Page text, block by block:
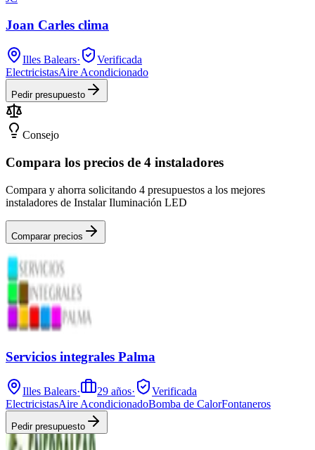
Joan Carles clima
Illes Balears·
Verificada
ElectricistasAire Acondicionado
Pedir presupuesto
Consejo
Compara los precios de 4 instaladores
Compara y ahorra solicitando 4 presupuestos a los mejores
instaladores de Instalar Iluminación LED
Comparar precios
Servicios integrales Palma
Illes Balears· 29 años·
Verificada
ElectricistasAire AcondicionadoBomba de CalorFontaneros
Pedir presupuesto